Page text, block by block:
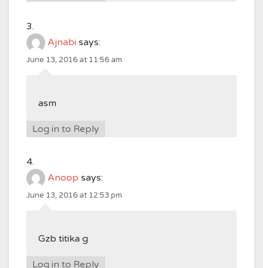
Ajnabi says:
June 13, 2016 at 11:56 am
asm
Log in to Reply
Anoop says:
June 13, 2016 at 12:53 pm
Gzb titika g
Log in to Reply